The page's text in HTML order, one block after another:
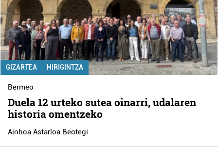
GIZARTEA HIRIGINTZA
Bermeo
Duela 12 urteko sutea oinarri, udalaren
historia omentzeko
Ainhoa Astarloa Beotegi